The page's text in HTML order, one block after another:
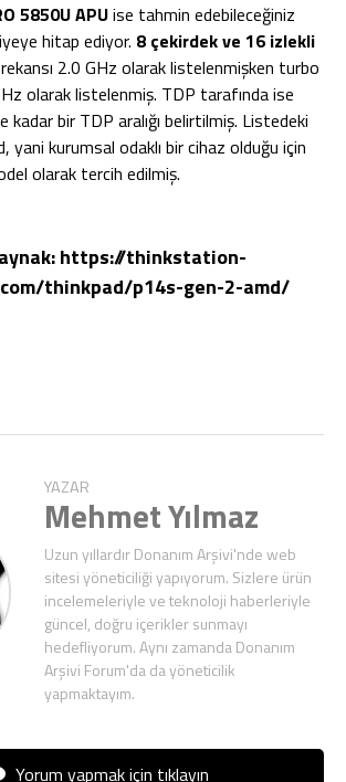
5850U APUise tahmin edebileceğiniz
hitap ediyor. 8 çekirdek ve 16 izlekli
2.0 GHz olarak listelenmişken turbo
olarak listelenmiş. TDP tarafında ise
kadar bir TDP aralığı belirtilmiş. Listedeki
yani kurumsal odaklı bir cihaz olduğu için
olarak tercih edilmiş.
https://thinkstation-
thinkpad/p14s-gen-2-amd/
YAZAR
Mehmet Yılmaz
Uzun yıllardır Donanım Arşivi'nde web
sitesi yöneticiliği yapıyorum. Sizlere ürün
incelemeleriyle ve teknoloji haberleriyle
güncel, doğru içerikler sunmayı
hedefliyorum. Aynı zamanda Donanım
Arşivi Forum'da da yöneticilik
yapmaktayım.
Yorum yapmak için tıklayın